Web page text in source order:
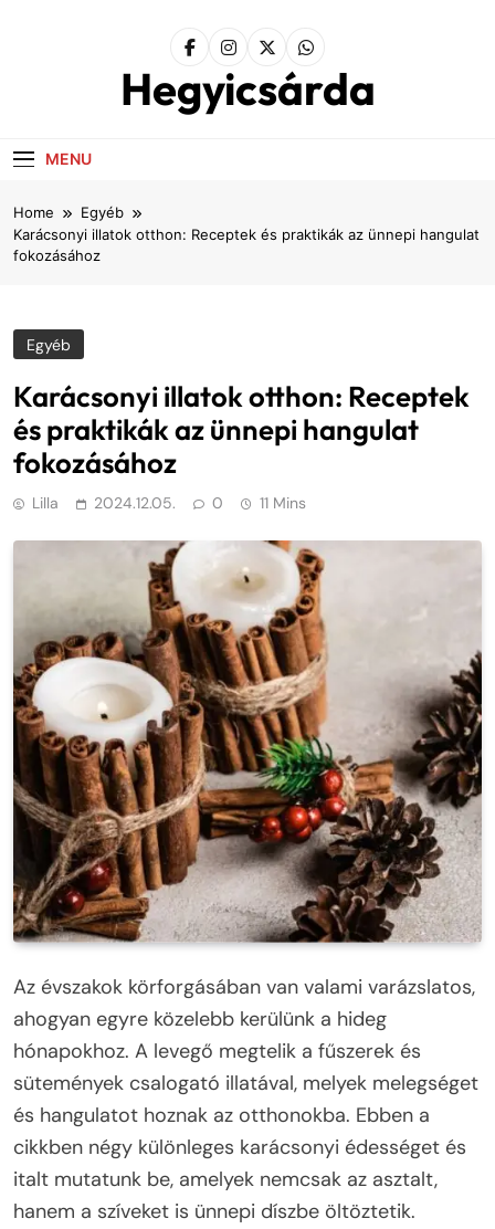
Hegyicsárda
MENU
Home
Egyéb
Karácsonyi illatok otthon: Receptek és praktikák az ünnepi hangulat
fokozásához
Egyéb
Karácsonyi illatok otthon: Receptek
és praktikák az ünnepi hangulat
fokozásához
Lilla 2024.12.05. 0 11 Mins
Az évszakok körforgásában van valami varázslatos,
ahogyan egyre közelebb kerülünk a hideg
hónapokhoz. A levegő megtelik a fűszerek és
sütemények csalogató illatával, melyek melegséget
és hangulatot hoznak az otthonokba. Ebben a
cikkben négy különleges karácsonyi édességet és
italt mutatunk be, amelyek nemcsak az asztalt,
hanem a szíveket is ünnepi díszbe öltöztetik.